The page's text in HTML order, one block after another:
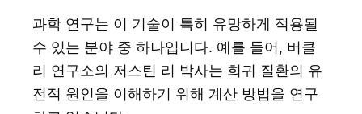
과학 연구는 이 기술이 특히 유망하게 적용될
수 있는 분야 중 하나입니다. 예를 들어, 버클
리 연구소의 저스틴 리 박사는 희귀 질환의 유
전적 원인을 이해하기 위해 계산 방법을 연구